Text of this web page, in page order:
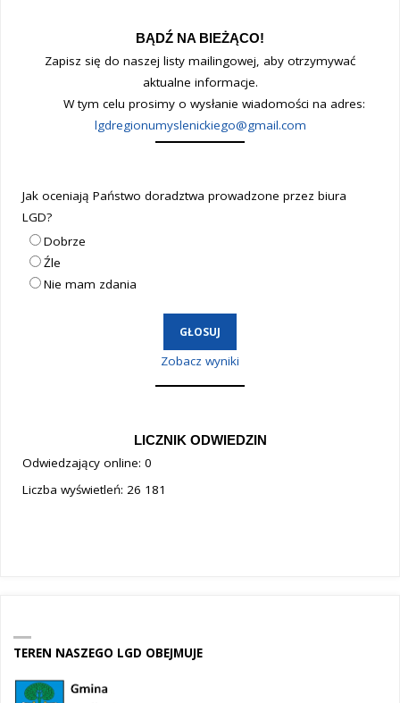
BĄDŹ NA BIEŻĄCO!
Zapisz się do naszej listy mailingowej, aby otrzymywać
aktualne informacje.
W tym celu prosimy o wysłanie wiadomości na adres:
lgdregionumyslenickiego@gmail.com
Jak oceniają Państwo doradztwa prowadzone przez biura
LGD?
Dobrze
Źle
Nie mam zdania
Zobacz wyniki
LICZNIK ODWIEDZIN
Odwiedzający online: 0
Liczba wyświetleń: 26 181
TEREN NASZEGO LGD OBEJMUJE